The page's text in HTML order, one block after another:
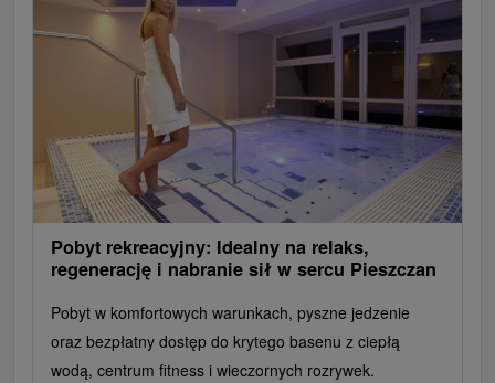
Pobyt rekreacyjny: Idealny na relaks,
regenerację i nabranie sił w sercu Pieszczan
Pobyt w komfortowych warunkach, pyszne jedzenie
oraz bezpłatny dostęp do krytego basenu z ciepłą
wodą, centrum fitness i wieczornych rozrywek.